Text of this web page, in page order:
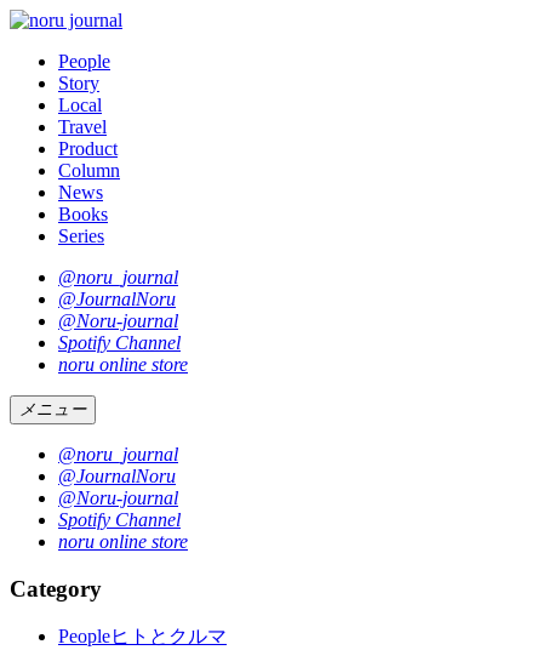
People
Story
Local
Travel
Product
Column
News
Books
Series
@noru_journal
@JournalNoru
@Noru-journal
Spotify Channel
noru online store
メニュー
@noru_journal
@JournalNoru
@Noru-journal
Spotify Channel
noru online store
Category
Peopleヒトとクルマ